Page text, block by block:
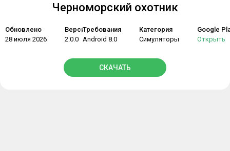
Черноморский охотник
Обновлено
28 июля 2026
Версия
2.0.0
Требования
Android 8.0
Категория
Симуляторы
Google
Открыть
СКАЧАТЬ